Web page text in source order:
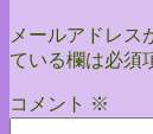
ビ
ゲ
メールアドレス
ている欄は必須
コメント ※